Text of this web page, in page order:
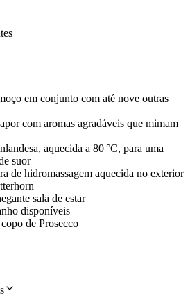
em conjunto com até nove outras
com aromas agradáveis que mimam
aquecida a 80 °C, para uma
suor
de hidromassagem aquecida no exterior
sala de estar
disponíveis
de Prosecco